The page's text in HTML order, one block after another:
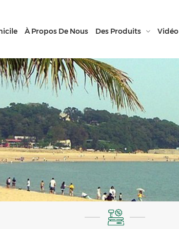
À Propos De Nous Des Produits Vidéo